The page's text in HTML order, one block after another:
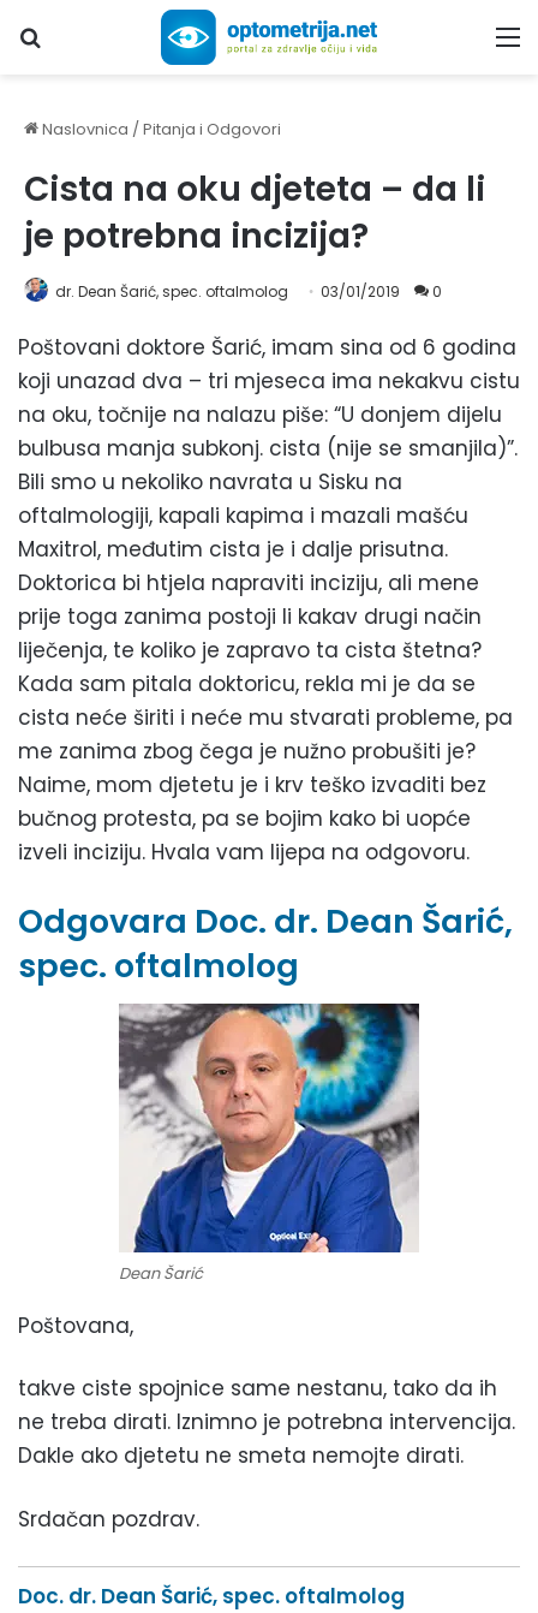
Upiši traženi pojam...
Naslovnica /Pitanja i Odgovori
Cista na oku djeteta – da li
je potrebna incizija?
dr. Dean Šarić, spec. oftalmolog 03/01/2019 0
Poštovani doktore Šarić, imam sina od 6 godina
koji unazad dva – tri mjeseca ima nekakvu cistu
na oku, točnije na nalazu piše: “U donjem dijelu
bulbusa manja subkonj. cista (nije se smanjila)”.
Bili smo u nekoliko navrata u Sisku na
oftalmologiji, kapali kapima i mazali mašću
Maxitrol, međutim cista je i dalje prisutna.
Doktorica bi htjela napraviti inciziju, ali mene
prije toga zanima postoji li kakav drugi način
liječenja, te koliko je zapravo ta cista štetna?
Kada sam pitala doktoricu, rekla mi je da se
cista neće širiti i neće mu stvarati probleme, pa
me zanima zbog čega je nužno probušiti je?
Naime, mom djetetu je i krv teško izvaditi bez
bučnog protesta, pa se bojim kako bi uopće
izveli inciziju. Hvala vam lijepa na odgovoru.
Odgovara Doc. dr. Dean Šarić,
spec. oftalmolog
Dean Šarić
Poštovana,
takve ciste spojnice same nestanu, tako da ih
ne treba dirati. Iznimno je potrebna intervencija.
Dakle ako djetetu ne smeta nemojte dirati.
Srdačan pozdrav.
Doc. dr. Dean Šarić, spec. oftalmolog